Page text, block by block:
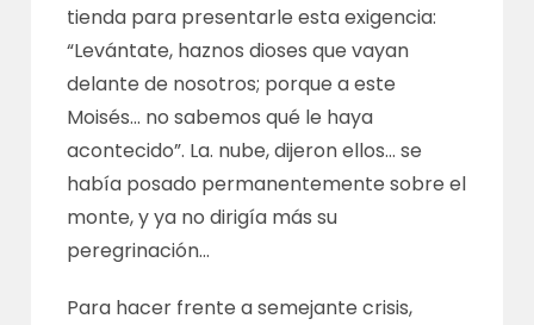
tienda para presentarle esta exigencia:
“Levántate, haznos dioses que vayan
delante de nosotros; porque a este
Moisés… no sabemos qué le haya
acontecido”. La. nube, dijeron ellos… se
había posado permanentemente sobre el
monte, y ya no dirigía más su
peregrinación…
Para hacer frente a semejante crisis,